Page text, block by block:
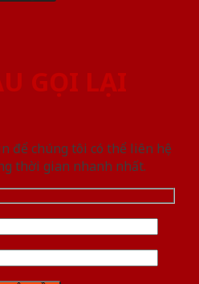
GỌI LẠI
để chúng tôi có thể liên hệ
thời gian nhanh nhất.